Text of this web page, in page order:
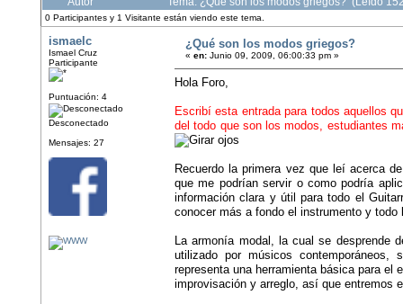
0 Participantes y 1 Visitante están viendo este tema.
ismaelc
Ismael Cruz
Participante
Puntuación: 4
Desconectado
Mensajes: 27
¿Qué son los modos griegos?
« en: Junio 09, 2009, 06:00:33 pm »
Hola Foro,
Escribí esta entrada para todos aquellos
del todo que son los modos, estudiantes
Recuerdo la primera vez que leí acerca
que me podrían servir o como podría
información clara y útil para todo el
conocer más a fondo el instrumento y todo
La armonía modal, la cual se desprende
utilizado por músicos
representa una herramienta básica para el
improvisación y arreglo, así que entremos